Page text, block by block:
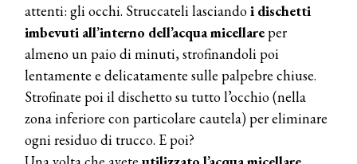
attenti: gli occhi. Struccateli lasciandoi dischetti
imbevuti all’interno dell’acqua micellareper
almeno un paio di minuti, strofinandoli poi
lentamente e delicatamente sulle palpebre chiuse.
Strofinate poi il dischetto su tutto l’occhio (nella
zona inferiore con particolare cautela) per eliminare
ogni residuo di trucco. E poi?